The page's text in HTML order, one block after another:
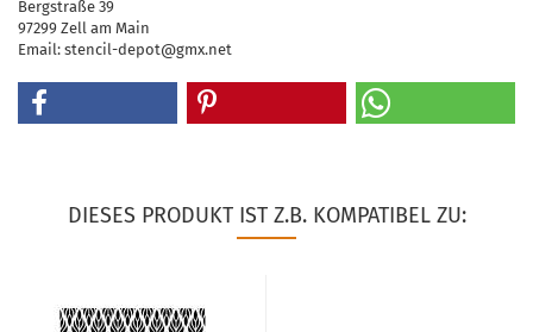
Bergstraße 39
97299 Zell am Main
Email: stencil-depot@gmx.net
DIESES PRODUKT IST Z.B. KOMPATIBEL ZU: